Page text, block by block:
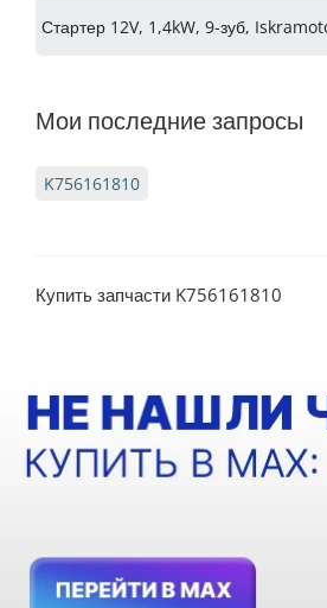
Мои последние запросы
K756161810
Купить запчасти K756161810